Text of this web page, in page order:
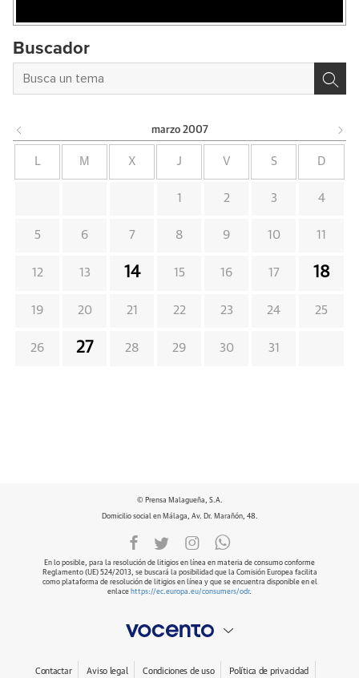
Buscador
marzo 2007
L M X J V S D
1 2 3 4
5 6 7 8 9 10 11
12 13 14 15 16 17 18
19 20 21 22 23 24 25
26 27 28 29 30 31
© Prensa Malagueña, S.A.
Domicilio social en Málaga, Av. Dr. Marañón, 48.
En lo posible, para la resolución de litigios en línea en materia de consumo conforme
Reglamento (UE) 524/2013, se buscará la posibilidad que la Comisión Europea facilita
como plataforma de resolución de litigios en línea y que se encuentra disponible en el
enlace https://ec.europa.eu/consumers/odr.
Contactar Aviso legal Condiciones de uso Política de privacidad